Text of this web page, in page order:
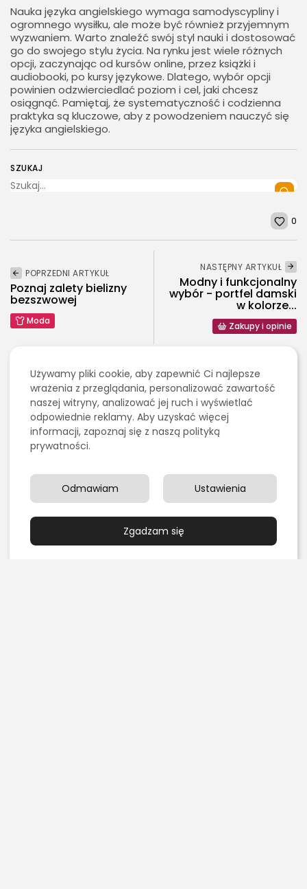
2026 - Bookini.pl Wszelkie prawa zastrzeżone.
Treści umieszczone na stornie są chronione
prawem autorskim.
SZUKAJ
Nauka języka angielskiego wymaga samodyscypliny i
ogromnego wysiłku, ale może być również przyjemnym
wyzwaniem. Warto znaleźć swój styl nauki i dostosować
go do swojego stylu życia. Na rynku jest wiele różnych
opcji, zaczynając od kursów online, przez książki i
audiobooki, po kursy językowe. Dlatego, wybór opcji
powinien odzwierciedlać poziom i cel, jaki chcesz
osiągnąć. Pamiętaj, że systematyczność i codzienna
praktyka są kluczowe, aby z powodzeniem nauczyć się
języka angielskiego.
0
POPRZEDNI ARTYKUŁ
Poznaj zalety bielizny
bezszwowej
Moda
NASTĘPNY ARTYKUŁ
Modny i funkcjonalny
wybór - portfel damski
w kolorze...
Zakupy i opinie
Ostatnie artykuły:
Kulinaria
Grillowanie pośrednie czy bezpośrednie – czym się
różnią?
PUBLIKACJA:REDAKCJA
Chemia organiczna dla maturzystów: najlepsze
książki i zasoby online do...
Marketing, Reklama, Media
Jak skutecznie promować sklep fryzjerski w
Używamy pliki cookie, aby zapewnić Ci najlepsze
wrażenia z przeglądania, personalizować zawartość
naszej witryny, analizować jej ruch i wyświetlać
odpowiednie reklamy. Aby uzyskać więcej
informacji, zapoznaj się z naszą polityką
prywatności.
Zgadzam się
Ustawienia
Odmawiam